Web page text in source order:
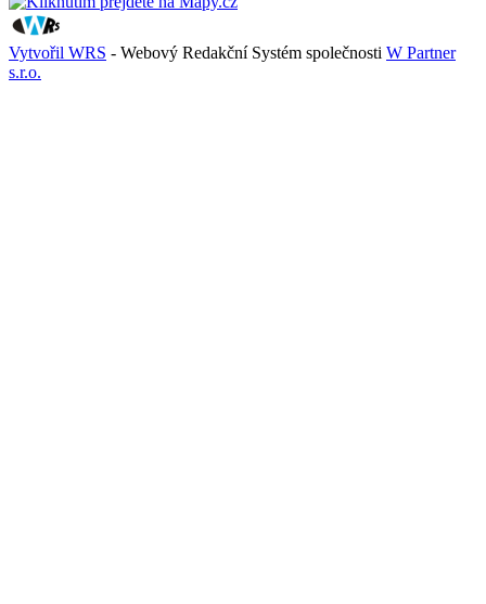
Vytvořil WRS - Webový Redakční Systém společnosti W Partner
s.r.o.